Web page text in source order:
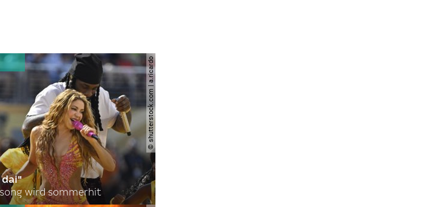
© shutterstock.com | a.ricardo
dai"
wird sommerhit